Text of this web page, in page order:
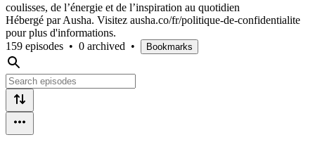
coulisses, de l’énergie et de l’inspiration au quotidien
Hébergé par Ausha. Visitez ausha.co/fr/politique-de-confidentialite
pour plus d'informations.
159 episodes • 0 archived • Bookmarks